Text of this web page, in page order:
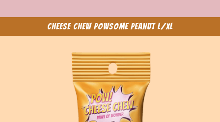
Cheese Chew Powsome Peanut L/XL